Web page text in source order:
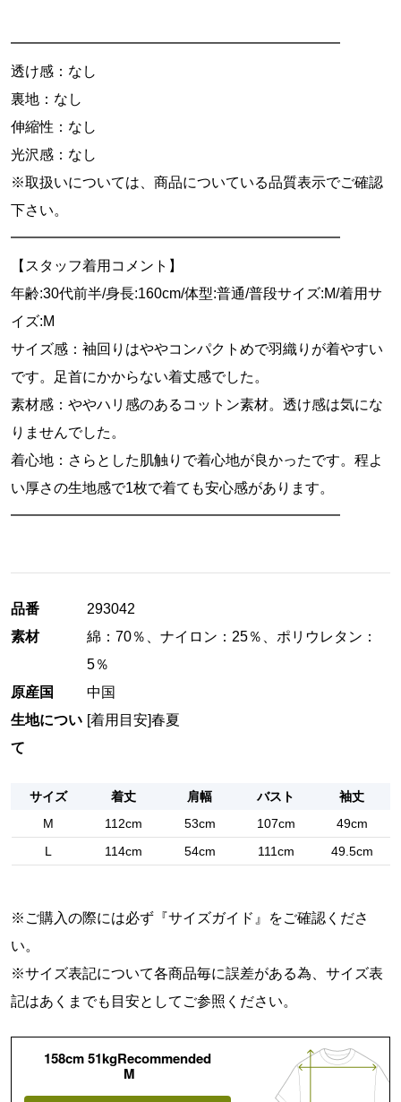
━━━━━━━━━━━━━━━━━━━━━━━
透け感：なし
裏地：なし
伸縮性：なし
光沢感：なし
※取扱いについては、商品についている品質表示でご確認
下さい。
━━━━━━━━━━━━━━━━━━━━━━━
【スタッフ着用コメント】
年齢:30代前半/身長:160cm/体型:普通/普段サイズ:M/着用サ
イズ:M
サイズ感：袖回りはややコンパクトめで羽織りが着やすい
です。足首にかからない着丈感でした。
素材感：ややハリ感のあるコットン素材。透け感は気にな
りませんでした。
着心地：さらとした肌触りで着心地が良かったです。程よ
い厚さの生地感で1枚で着ても安心感があります。
━━━━━━━━━━━━━━━━━━━━━━━
品番
293042
素材
綿：70％、ナイロン：25％、ポリウレタン：
5％
原産国
中国
生地につい
て
[着用目安]春夏
サイズ 着丈 肩幅 バスト
袖丈
M
112cm 53cm 107cm
49cm
L
114cm 54cm 111cm 49.5cm
※ご購入の際には必ず『サイズガイド 』をご確認くださ
い。
※サイズ表記について各商品毎に誤差がある為、サイズ表
記はあくまでも目安としてご参照ください。
158cm 51kgRecommended
M